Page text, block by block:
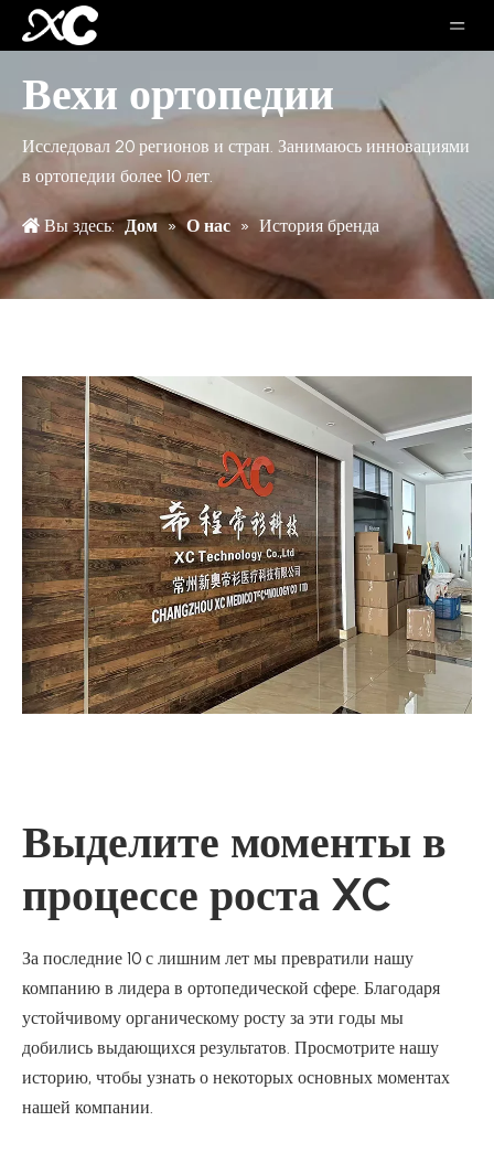
Вехи ортопедии
Исследовал 20 регионов и стран. Занимаюсь инновациями
в ортопедии более 10 лет.
Вы здесь: Дом » О нас » История бренда
Выделите моменты в
процессе роста XC
За последние 10 с лишним лет мы превратили нашу
компанию в лидера в ортопедической сфере. Благодаря
устойчивому органическому росту за эти годы мы
добились выдающихся результатов. Просмотрите нашу
историю, чтобы узнать о некоторых основных моментах
нашей компании.